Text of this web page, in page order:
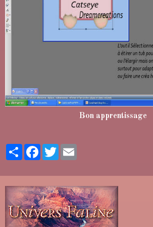
Bon apprentissage
PartagerFacebook
Twitter